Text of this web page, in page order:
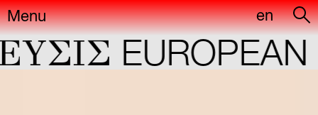
Menu en
EUROPEAN